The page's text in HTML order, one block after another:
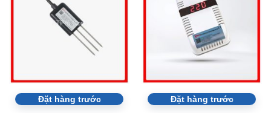
Đặt hàng trước Đặt hàng trước